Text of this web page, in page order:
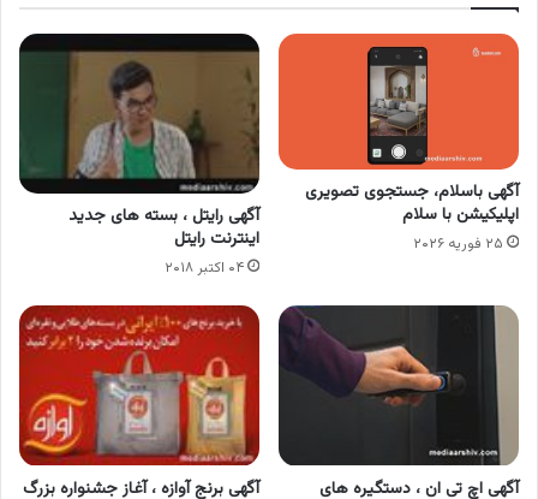
آگهی باسلام، جستجوی تصویری
اپلیکیشن با سلام
۲۵ فوریه ۲۰۲۶
آگهی رایتل ، بسته های جدید
اینترنت رایتل
۰۴ اکتبر ۲۰۱۸
آگهی اچ تی ان ، دستگیره های
آگهی برنج آوازه ، آغاز جشنواره بزرگ